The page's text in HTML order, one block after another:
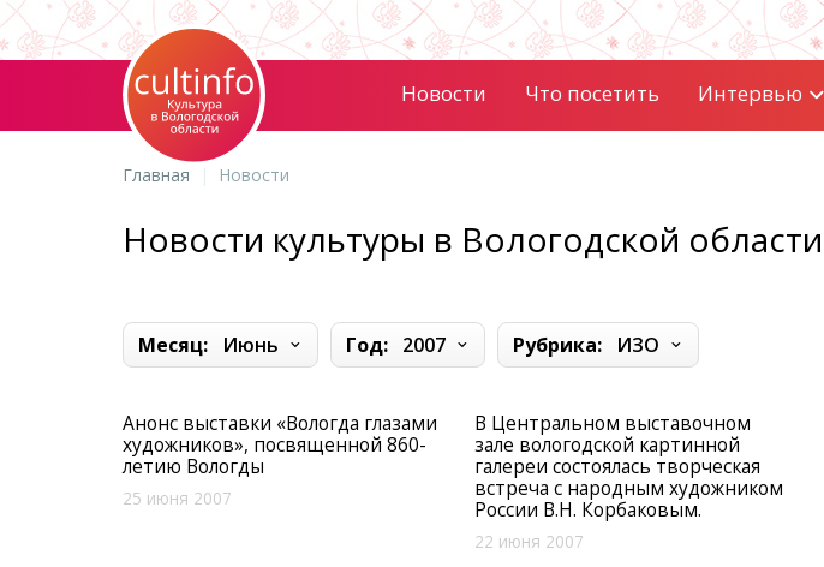
Новости Что посетить Интервью
Главная Новости
Новости культуры в Вологодской области
Месяц: Июнь Год: 2007 Рубрика: ИЗО
Анонс выставки «Вологда глазами
художников», посвященной 860-
летию Вологды
25 июня 2007
В Центральном выставочном
зале вологодской картинной
галереи состоялась творческая
встреча с народным художником
России В.Н. Корбаковым.
22 июня 2007